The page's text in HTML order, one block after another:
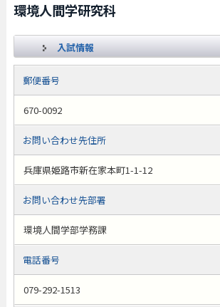
環境人間学研究科
入試情報
郵便番号
670-0092
お問い合わせ先住所
兵庫県姫路市新在家本町1-1-12
お問い合わせ先部署
環境人間学部学務課
電話番号
079-292-1513